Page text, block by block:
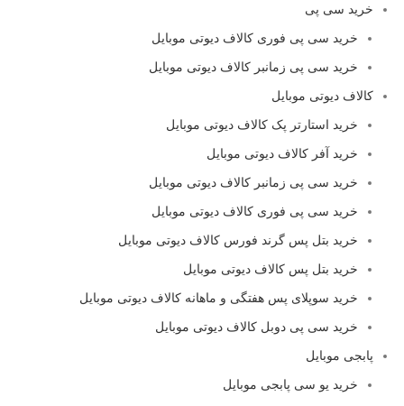
خرید سی پی
خرید سی پی فوری کالاف دیوتی موبایل
خرید سی پی زمانبر کالاف دیوتی موبایل
کالاف دیوتی موبایل
خرید استارتر پک کالاف دیوتی موبایل
خرید آفر کالاف دیوتی موبایل
خرید سی پی زمانبر کالاف دیوتی موبایل
خرید سی پی فوری کالاف دیوتی موبایل
خرید بتل پس گرند فورس کالاف دیوتی موبایل
خرید بتل پس کالاف دیوتی موبایل
خرید سوپلای پس هفتگی و ماهانه کالاف دیوتی موبایل
خرید سی پی دوبل کالاف دیوتی موبایل
پابجی موبایل
خرید یو سی پابجی موبایل